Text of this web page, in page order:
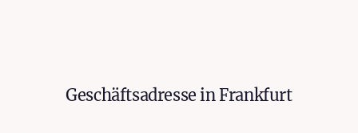
Geschäftsadresse in Frankfurt
Taunusturm